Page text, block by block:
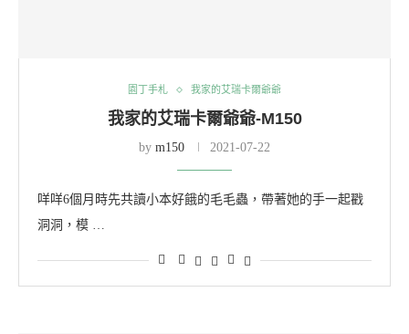
園丁手札 我家的艾瑞卡爾爺爺
我家的艾瑞卡爾爺爺-M150
by m150 2021-07-22
咩咩6個月時先共讀小本好餓的毛毛蟲，帶著她的手一起戳
洞洞，模 …